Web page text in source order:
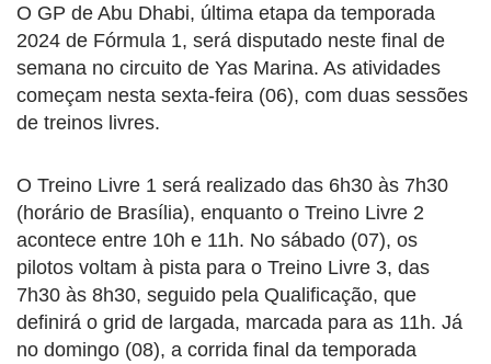
O GP de Abu Dhabi, última etapa da temporada
2024 de Fórmula 1, será disputado neste final de
semana no circuito de Yas Marina. As atividades
começam nesta sexta-feira (06), com duas sessões
de treinos livres.
O Treino Livre 1 será realizado das 6h30 às 7h30
(horário de Brasília), enquanto o Treino Livre 2
acontece entre 10h e 11h. No sábado (07), os
pilotos voltam à pista para o Treino Livre 3, das
7h30 às 8h30, seguido pela Qualificação, que
definirá o grid de largada, marcada para as 11h. Já
no domingo (08), a corrida final da temporada